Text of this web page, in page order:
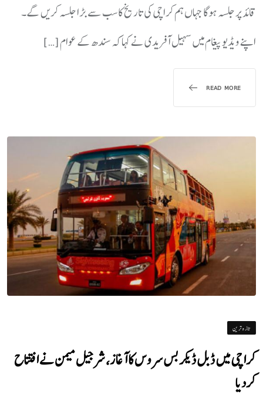
قائد پر جلسہ ہوگا جہاں ہم کراچی کی تاریخ کا سب سے بڑا جلسہ کریں گے۔
اپنے ویڈیو پیغام میں سہیل آفریدی نے کہا کہ سندھ کے عوام […]
READ MORE
تازہ ترین
کراچی میں ڈبل ڈیکر بس سروس کا آغاز، شرجیل میمن نے افتتاح
کردیا